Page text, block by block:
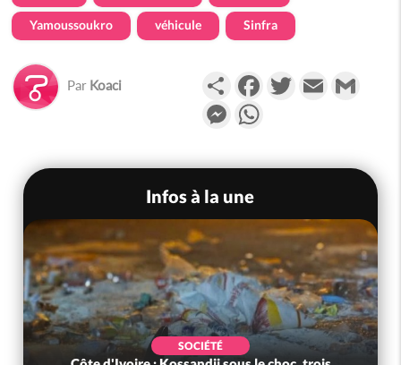
Yamoussoukro véhicule Sinfra
Par Koaci PartagerFacebookTwitterEmail
Messenger
Infos à la une
SOCIÉTÉ